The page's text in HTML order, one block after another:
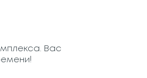
Вас